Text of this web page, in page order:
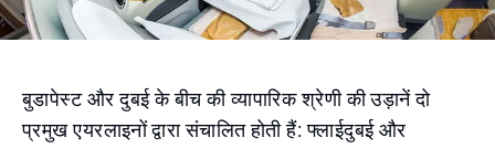
बुडापेस्ट और दुबई के बीच की व्यापारिक श्रेणी की उड़ानें दो
प्रमुख एयरलाइनों द्वारा संचालित होती हैं: फ्लाईदुबई और